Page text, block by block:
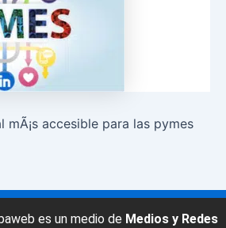
mÃ¡s accesible para las pymes
es un medio de Medios y Redes